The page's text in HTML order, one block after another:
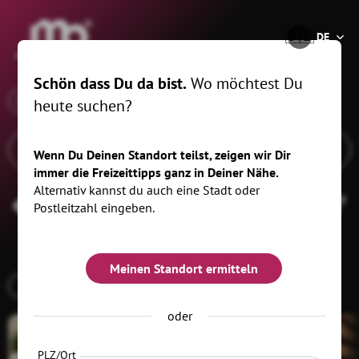
®
🇩🇪DE
Wann
Vortrag & Bildung
Schön dass Du da bist. Wo möchtest Du
heute suchen?
Wenn Du Deinen Standort teilst, zeigen wir Dir
immer die Freizeittipps ganz in Deiner Nähe.
Alternativ kannst du auch eine Stadt oder
Postleitzahl eingeben.
Meinen Standort ermitteln
oder
PLZ/Ort